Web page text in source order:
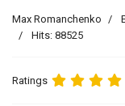
Max Romanchenko
Hits: 88525
Ratings